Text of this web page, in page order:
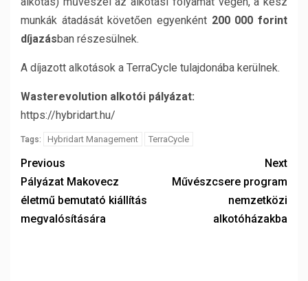
munkák átadását követően egyenként 200 000 forint
díjazásban részesülnek.
A díjazott alkotások a TerraCycle tulajdonába kerülnek.
Wasterevolution alkotói pályázat:
https://hybridart.hu/
Tags: Hybridart Management TerraCycle
Previous
Pályázat Makovecz
életmű bemutató kiállítás
megvalósítására
Next
Művészcsere program
nemzetközi
alkotóházakba